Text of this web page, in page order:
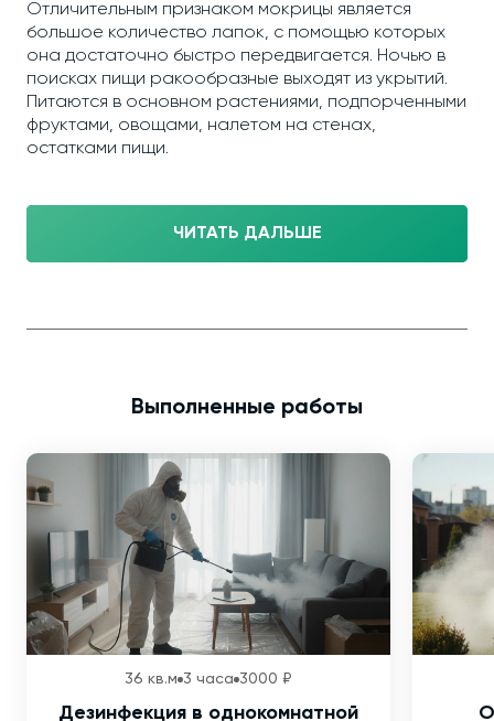
Отличительным признаком мокрицы является
большое количество лапок, с помощью которых
она достаточно быстро передвигается. Ночью в
поисках пищи ракообразные выходят из укрытий.
Питаются в основном растениями, подпорченными
фруктами, овощами, налетом на стенах,
остатками пищи.
ЧИТАТЬ ДАЛЬШЕ
Выполненные работы
36 кв.м 3 часа 3000 ₽
Дезинфекция в однокомнатной